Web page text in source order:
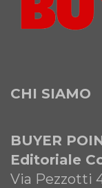
CHI SIAMO
BUYER
Editoriale
Via Pezzotti